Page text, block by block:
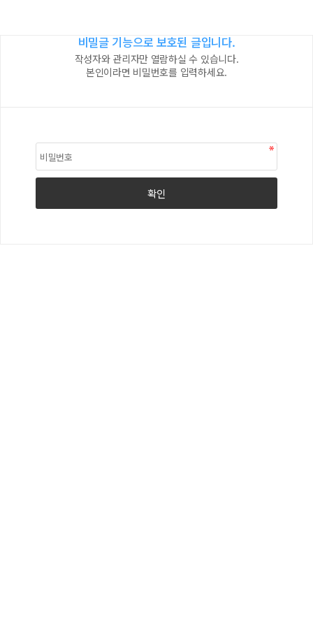
비밀글 기능으로 보호된 글입니다.
작성자와 관리자만 열람하실 수 있습니다.
본인이라면 비밀번호를 입력하세요.